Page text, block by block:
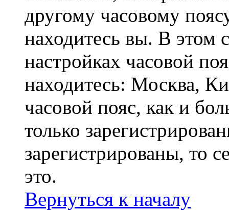
другому часовому
находитесь вы. В этом
настройках часовой
находитесь: Москва,
часовой пояс, как и
только
зарегистрированы, то
это.
Вернуться к началу